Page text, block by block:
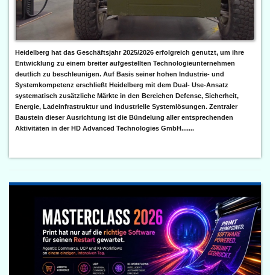
Heidelberg hat das Geschäftsjahr 2025/2026 erfolgreich genutzt, um ihre
Entwicklung zu einem breiter aufgestellten Technologieunternehmen
deutlich zu beschleunigen. Auf Basis seiner hohen Industrie- und
Systemkompetenz erschließt Heidelberg mit dem Dual- Use-Ansatz
systematisch zusätzliche Märkte in den Bereichen Defense, Sicherheit,
Energie, Ladeinfrastruktur und industrielle Systemlösungen. Zentraler
Baustein dieser Ausrichtung ist die Bündelung aller entsprechenden
Aktivitäten in der HD Advanced Technologies GmbH.......